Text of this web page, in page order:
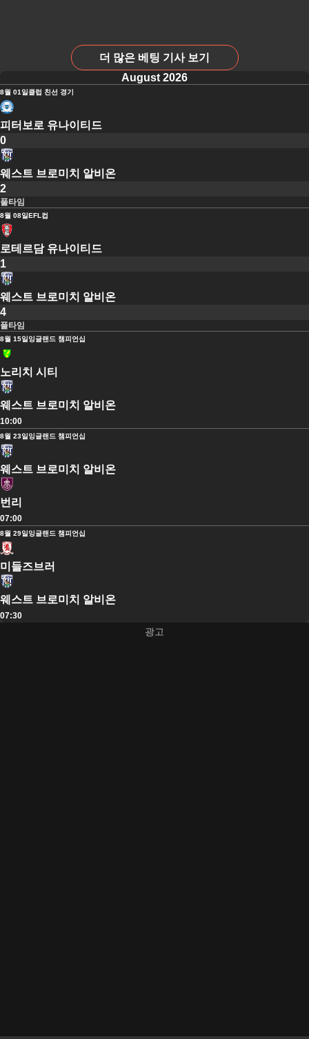
더 많은 베팅 기사 보기
August 2026
8월 01일클럽 친선 경기
피터보로 유나이티드
0
웨스트 브로미치 알비온
2
풀타임
8월 08일 EFL컵
로테르담 유나이티드
1
웨스트 브로미치 알비온
4
풀타임
8월 15일잉글랜드 챔피언십
노리치 시티
웨스트 브로미치 알비온
10:00
8월 23일잉글랜드 챔피언십
웨스트 브로미치 알비온
번리
07:00
8월 29일잉글랜드 챔피언십
미들즈브러
웨스트 브로미치 알비온
07:30